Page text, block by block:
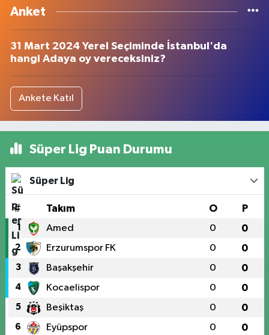
Anket
31 Mart 2024 Yerel Seçiminde İstanbul'da
hangi Adaya oy vereceksiniz?
Ankete Katıl
Süper Lig Puan Durumu
Süper Lig
# Takım O P
1 Amed 0 0
2 Erzurumspor FK 0 0
3 Başakşehir 0 0
4 Kocaelispor 0 0
5 Beşiktaş 0 0
6 Eyüpspor 0 0